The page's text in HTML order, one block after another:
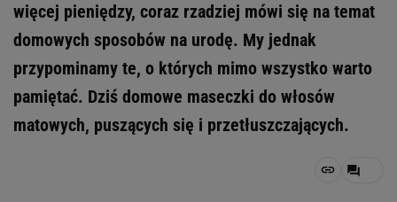
więcej pieniędzy, coraz rzadziej mówi się na temat
domowych sposobów na urodę. My jednak
przypominamy te, o których mimo wszystko warto
pamiętać. Dziś domowe maseczki do włosów
matowych, puszących się i przetłuszczających.